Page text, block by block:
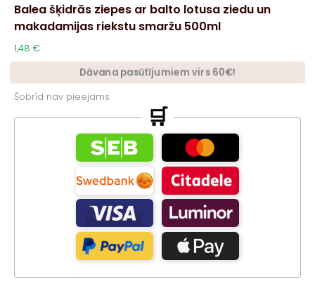
Balea šķidrās ziepes ar balto lotusa ziedu un
makadamijas riekstu smaržu 500ml
1,48 €
Dāvana pasūtījumiem virs 60€!
Šobrīd nav pieejams
🛒